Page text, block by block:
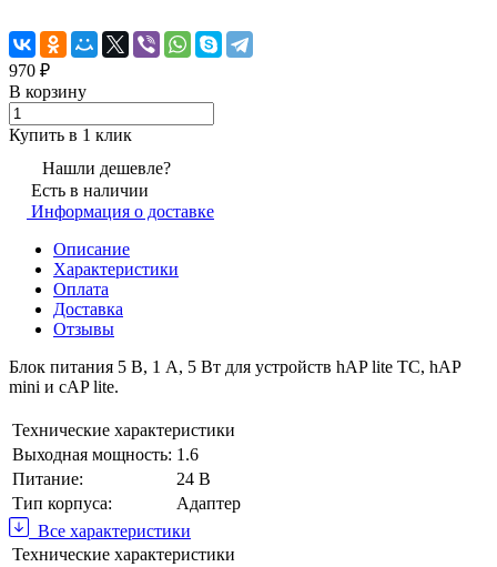
970 ₽
В корзину
Купить в 1 клик
Нашли дешевле?
Есть в наличии
Информация о доставке
Описание
Характеристики
Оплата
Доставка
Отзывы
Блок питания 5 В, 1 А, 5 Вт для устройств hAP lite TC, hAP
mini и cAP lite.
Технические характеристики
Выходная мощность: 1.6
Питание:
24 В
Тип корпуса:
Адаптер
Все характеристики
Технические характеристики